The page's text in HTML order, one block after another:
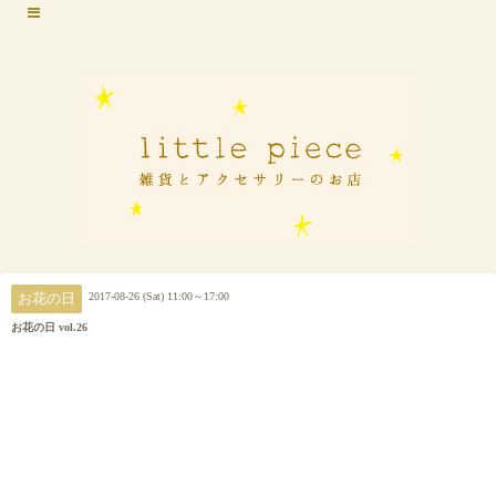
お花の日 2017-08-26 (Sat) 11:00～17:00
お花の日 vol.26